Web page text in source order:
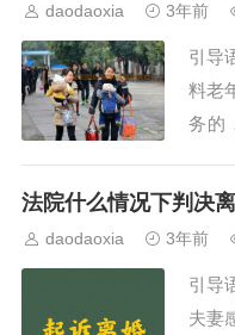
上诉
daodaoxia 3年前
引导
料老
务的
家庭
会工
低的
法院什么情况下判决
daodaoxia 3年前
引导
夫妻